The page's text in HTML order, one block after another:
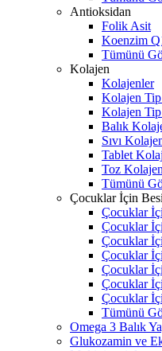
Antioksidan
Folik Asit
Koenzim
Tümünü
Kolajen
Kolajenler
Kolajen
Kolajen
Balık
Sıvı
Tablet
Toz Kolajen
Tümünü
Çocuklar İçin
Çocuklar
Çocuklar
Çocuklar
Çocuklar
Çocuklar
Çocuklar
Çocuklar
Tümünü
Omega 3 Balık
Glukozamin ve